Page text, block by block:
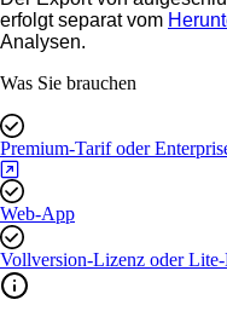
erfolgt separat vom
Analysen.
Was Sie brauchen
Premium-Tarif oder
Web-App
Vollversion-Lizenz oder